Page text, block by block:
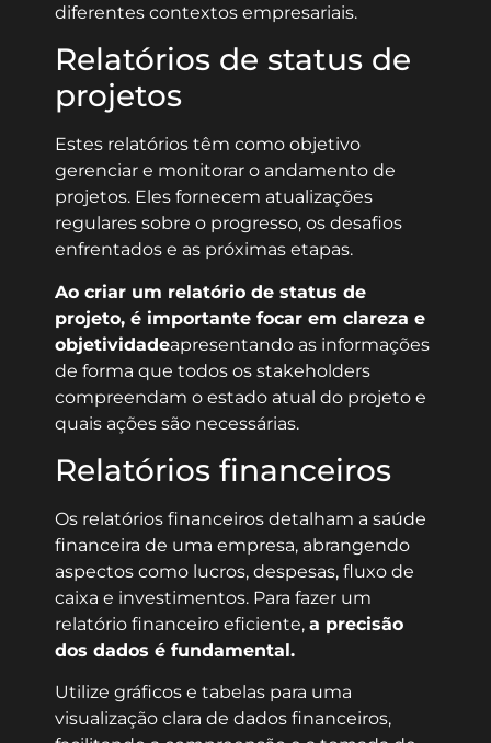
diferentes contextos empresariais.
Relatórios de status de
projetos
Estes relatórios têm como objetivo
gerenciar e monitorar o andamento de
projetos. Eles fornecem atualizações
regulares sobre o progresso, os desafios
enfrentados e as próximas etapas.
Ao criar um relatório de status de
projeto, é importante focar em clareza e
objetividadeapresentando as informações
de forma que todos os stakeholders
compreendam o estado atual do projeto e
quais ações são necessárias.
Relatórios financeiros
Os relatórios financeiros detalham a saúde
financeira de uma empresa, abrangendo
aspectos como lucros, despesas, fluxo de
caixa e investimentos. Para fazer um
relatório financeiro eficiente, a precisão
dos dados é fundamental.
Utilize gráficos e tabelas para uma
visualização clara de dados financeiros,